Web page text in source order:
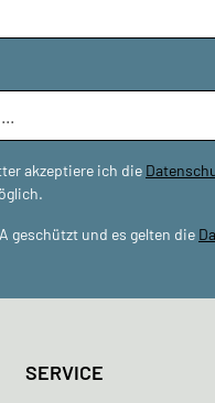
akzeptiere ich die
geschützt und es gelten die
SERVICE